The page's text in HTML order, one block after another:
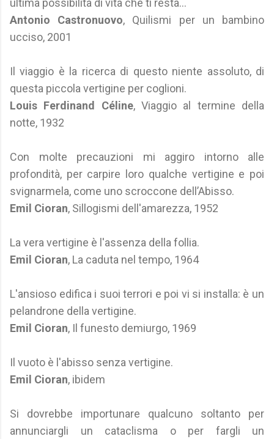
ultima possibilità di vita che ti resta...
Antonio Castronuovo, Quilismi per un bambino
ucciso, 2001
Il viaggio è la ricerca di questo niente assoluto, di
questa piccola vertigine per coglioni.
Louis Ferdinand Céline, Viaggio al termine della
notte, 1932
Con molte precauzioni mi aggiro intorno alle
profondità, per carpire loro qualche vertigine e poi
svignarmela, come uno scroccone dell’Abisso.
Emil Cioran, Sillogismi dell'amarezza, 1952
La vera vertigine è l'assenza della follia.
Emil Cioran, La caduta nel tempo, 1964
L'ansioso edifica i suoi terrori e poi vi si installa: è un
pelandrone della vertigine.
Emil Cioran, Il funesto demiurgo, 1969
Il vuoto è l'abisso senza vertigine.
Emil Cioran, ibidem
Si dovrebbe importunare qualcuno soltanto per
annunciargli un cataclisma o per fargli un